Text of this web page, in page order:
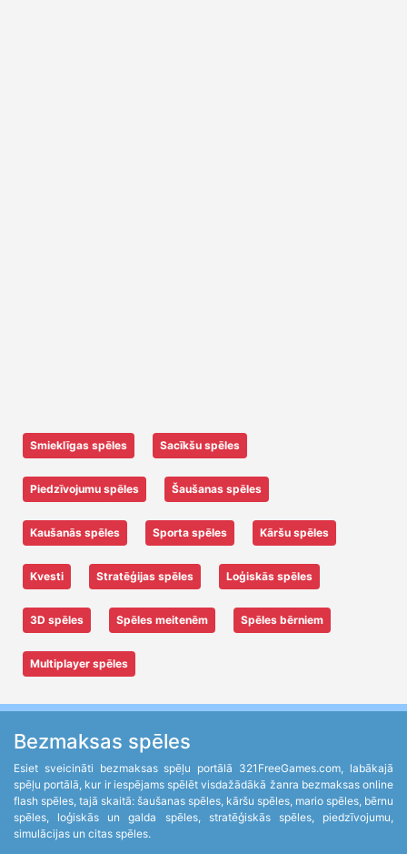
Smieklīgas spēles Sacīkšu spēles
Piedzīvojumu spēles Šaušanas spēles
Kaušanās spēles Sporta spēles Kāršu spēles
Kvesti Stratēģijas spēles Loģiskās spēles
3D spēles Spēles meitenēm Spēles bērniem
Multiplayer spēles
Bezmaksas spēles
Esiet sveicināti bezmaksas spēļu portālā 321FreeGames.com, labākajā
spēļu portālā, kur ir iespējams spēlēt visdažādākā žanra bezmaksas online
flash spēles, tajā skaitā: šaušanas spēles, kāršu spēles, mario spēles, bērnu
spēles, loģiskās un galda spēles, stratēģiskās spēles, piedzīvojumu,
simulācijas un citas spēles.